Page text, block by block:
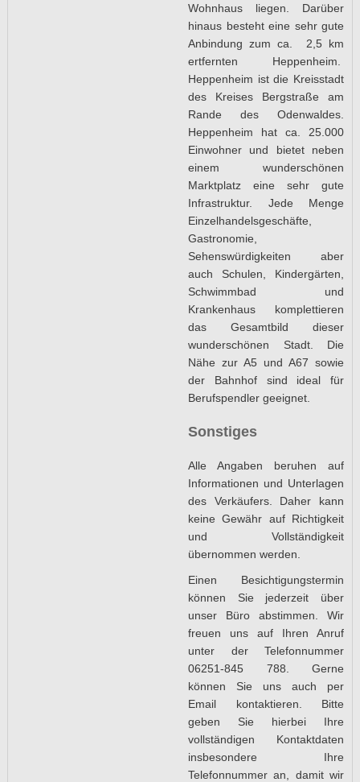
Wohnhaus liegen. Darüber
hinaus besteht eine sehr gute
Anbindung zum ca. 2,5 km
ertfernten Heppenheim.
Heppenheim ist die Kreisstadt
des Kreises Bergstraße am
Rande des Odenwaldes.
Heppenheim hat ca. 25.000
Einwohner und bietet neben
einem wunderschönen
Marktplatz eine sehr gute
Infrastruktur. Jede Menge
Einzelhandelsgeschäfte,
Gastronomie,
Sehenswürdigkeiten aber
auch Schulen, Kindergärten,
Schwimmbad und
Krankenhaus komplettieren
das Gesamtbild dieser
wunderschönen Stadt. Die
Nähe zur A5 und A67 sowie
der Bahnhof sind ideal für
Berufspendler geeignet.
Sonstiges
Alle Angaben beruhen auf
Informationen und Unterlagen
des Verkäufers. Daher kann
keine Gewähr auf Richtigkeit
und Vollständigkeit
übernommen werden.
Einen Besichtigungstermin
können Sie jederzeit über
unser Büro abstimmen. Wir
freuen uns auf Ihren Anruf
unter der Telefonnummer
06251-845 788. Gerne
können Sie uns auch per
Email kontaktieren. Bitte
geben Sie hierbei Ihre
vollständigen Kontaktdaten
insbesondere Ihre
Telefonnummer an, damit wir